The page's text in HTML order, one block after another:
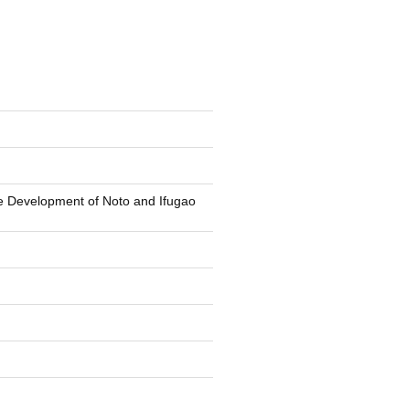
Development of Noto and Ifugao